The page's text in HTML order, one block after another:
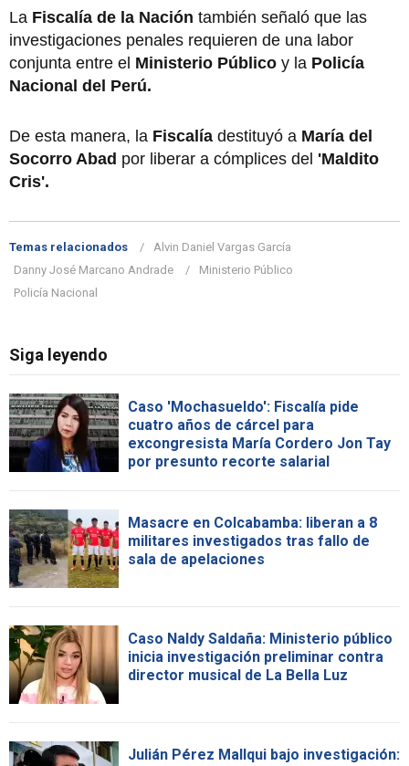
La Fiscalía de la Nación también señaló que las
investigaciones penales requieren de una labor
conjunta entre el Ministerio Público y la Policía
Nacional del Perú.
De esta manera, la Fiscalía destituyó a María del
Socorro Abad por liberar a cómplices del 'Maldito
Cris'.
Temas relacionados
Alvin Daniel Vargas García
Danny José Marcano Andrade
Ministerio Público
Policía Nacional
Siga leyendo
Caso 'Mochasueldo': Fiscalía pide
cuatro años de cárcel para
excongresista María Cordero Jon Tay
por presunto recorte salarial
Masacre en Colcabamba: liberan a 8
militares investigados tras fallo de
sala de apelaciones
Caso Naldy Saldaña: Ministerio público
inicia investigación preliminar contra
director musical de La Bella Luz
Julián Pérez Mallqui bajo investigación: